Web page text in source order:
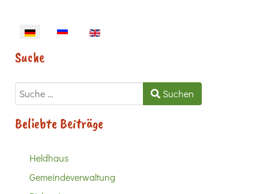
Sprache auswählen
Suche
Suchen Suchen
Beliebte Beiträge
Heldhaus
Gemeindeverwaltung